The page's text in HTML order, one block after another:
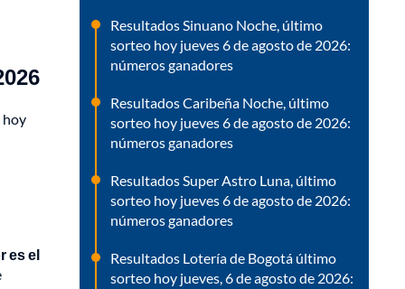
hoy
es el
Resultados Sinuano Noche, último
sorteo hoy jueves 6 de agosto de 2026:
números ganadores
Resultados Caribeña Noche, último
sorteo hoy jueves 6 de agosto de 2026:
números ganadores
Resultados Super Astro Luna, último
sorteo hoy jueves 6 de agosto de 2026:
números ganadores
Resultados Lotería de Bogotá último
sorteo hoy jueves, 6 de agosto de 2026: